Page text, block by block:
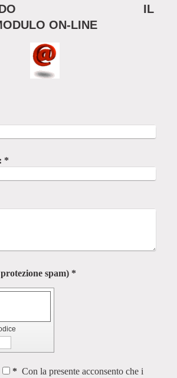
IL
ON-LINE
*
Captcha (codice protezione spam) *
* Con la presente acconsento che i